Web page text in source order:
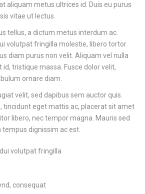
aliquam metus ultrices id. Duis eu purus
vitae ut lectus.
tellus, a dictum metus interdum ac.
volutpat fringilla molestie, libero tortor
diam purus non velit. Aliquam vel nulla
tristique massa. Fusce dolor velit,
ornare diam.
velit, sed dapibus sem auctor quis.
tincidunt eget mattis ac, placerat sit amet
libero, nec tempor magna. Mauris sed
dignissim ac est.
volutpat fringilla
consequat